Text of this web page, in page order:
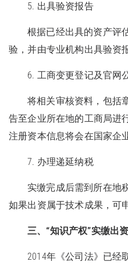
5. 出具验资报告
根据已经出具的资产评
验，并由专业机构出具验资
6. 工商变更登记及官网
将相关审核资料，包括
告至企业所在地的工商局进
注册资本信息将会在国家企
7. 办理递延纳税
实缴完成后需到所在地
如果出资属于技术成果，可
三、“知识产权”实缴出
2014年《公司法》已经